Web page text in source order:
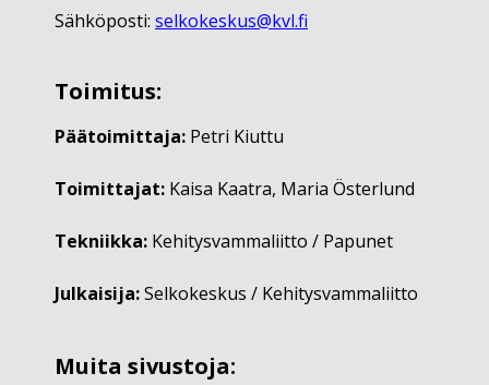
Sähköposti: selkokeskus@kvl.fi
Toimitus:
Päätoimittaja: Petri Kiuttu
Toimittajat: Kaisa Kaatra, Maria Österlund
Tekniikka: Kehitysvammaliitto / Papunet
Julkaisija:Selkokeskus / Kehitysvammaliitto
Muita sivustoja: